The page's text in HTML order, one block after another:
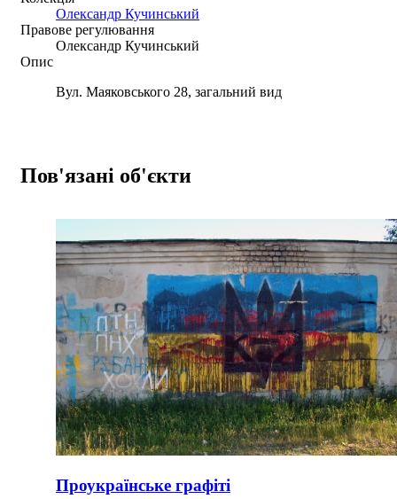
Олександр Кучинський
Правове регулювання
Олександр Кучинський
Опис
Вул. Маяковського 28, загальний вид
Пов'язані об'єкти
Проукраїнське графіті